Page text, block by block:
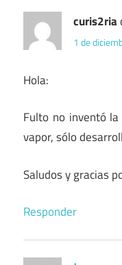
curis2ria
1 de
Hola:
Fulto no inventó
vapor, sólo
Saludos y gracias
Responder